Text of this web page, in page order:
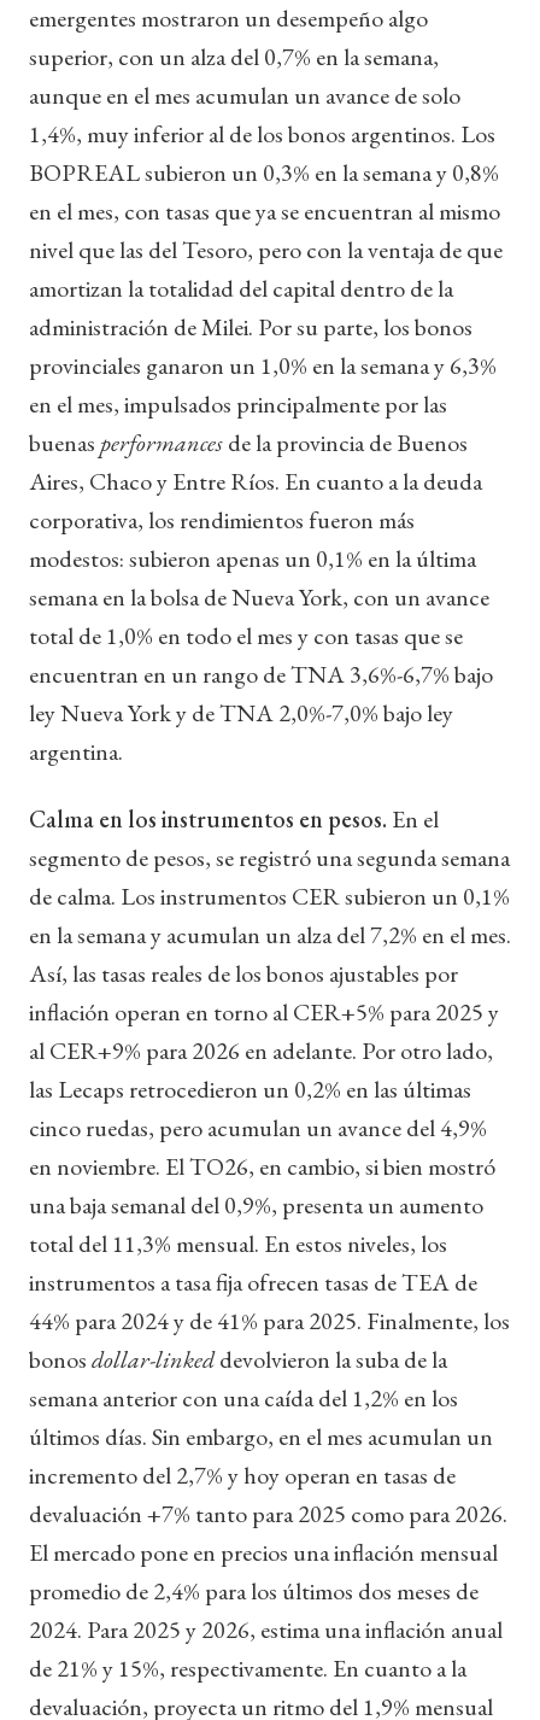
emergentes mostraron un desempeño algo
superior, con un alza del 0,7% en la semana,
aunque en el mes acumulan un avance de solo
1,4%, muy inferior al de los bonos argentinos. Los
BOPREAL subieron un 0,3% en la semana y 0,8%
en el mes, con tasas que ya se encuentran al mismo
nivel que las del Tesoro, pero con la ventaja de que
amortizan la totalidad del capital dentro de la
administración de Milei. Por su parte, los bonos
provinciales ganaron un 1,0% en la semana y 6,3%
en el mes, impulsados principalmente por las
buenas performancesde la provincia de Buenos
Aires, Chaco y Entre Ríos. En cuanto a la deuda
corporativa, los rendimientos fueron más
modestos: subieron apenas un 0,1% en la última
semana en la bolsa de Nueva York, con un avance
total de 1,0% en todo el mes y con tasas que se
encuentran en un rango de TNA 3,6%-6,7% bajo
ley Nueva York y de TNA 2,0%-7,0% bajo ley
argentina.
Calma en los instrumentos en pesos. En el
segmento de pesos, se registró una segunda semana
de calma. Los instrumentos CER subieron un 0,1%
en la semana y acumulan un alza del 7,2% en el mes.
Así, las tasas reales de los bonos ajustables por
inflación operan en torno al CER+5% para 2025 y
al CER+9% para 2026 en adelante. Por otro lado,
las Lecaps retrocedieron un 0,2% en las últimas
cinco ruedas, pero acumulan un avance del 4,9%
en noviembre. El TO26, en cambio, si bien mostró
una baja semanal del 0,9%, presenta un aumento
total del 11,3% mensual. En estos niveles, los
instrumentos a tasa fija ofrecen tasas de TEA de
44% para 2024 y de 41% para 2025. Finalmente, los
bonosdollar-linkeddevolvieron la suba de la
semana anterior con una caída del 1,2% en los
últimos días. Sin embargo, en el mes acumulan un
incremento del 2,7% y hoy operan en tasas de
devaluación +7% tanto para 2025 como para 2026.
El mercado pone en precios una inflación mensual
promedio de 2,4% para los últimos dos meses de
2024. Para 2025 y 2026, estima una inflación anual
de 21% y 15%, respectivamente. En cuanto a la
devaluación, proyecta un ritmo del 1,9% mensual